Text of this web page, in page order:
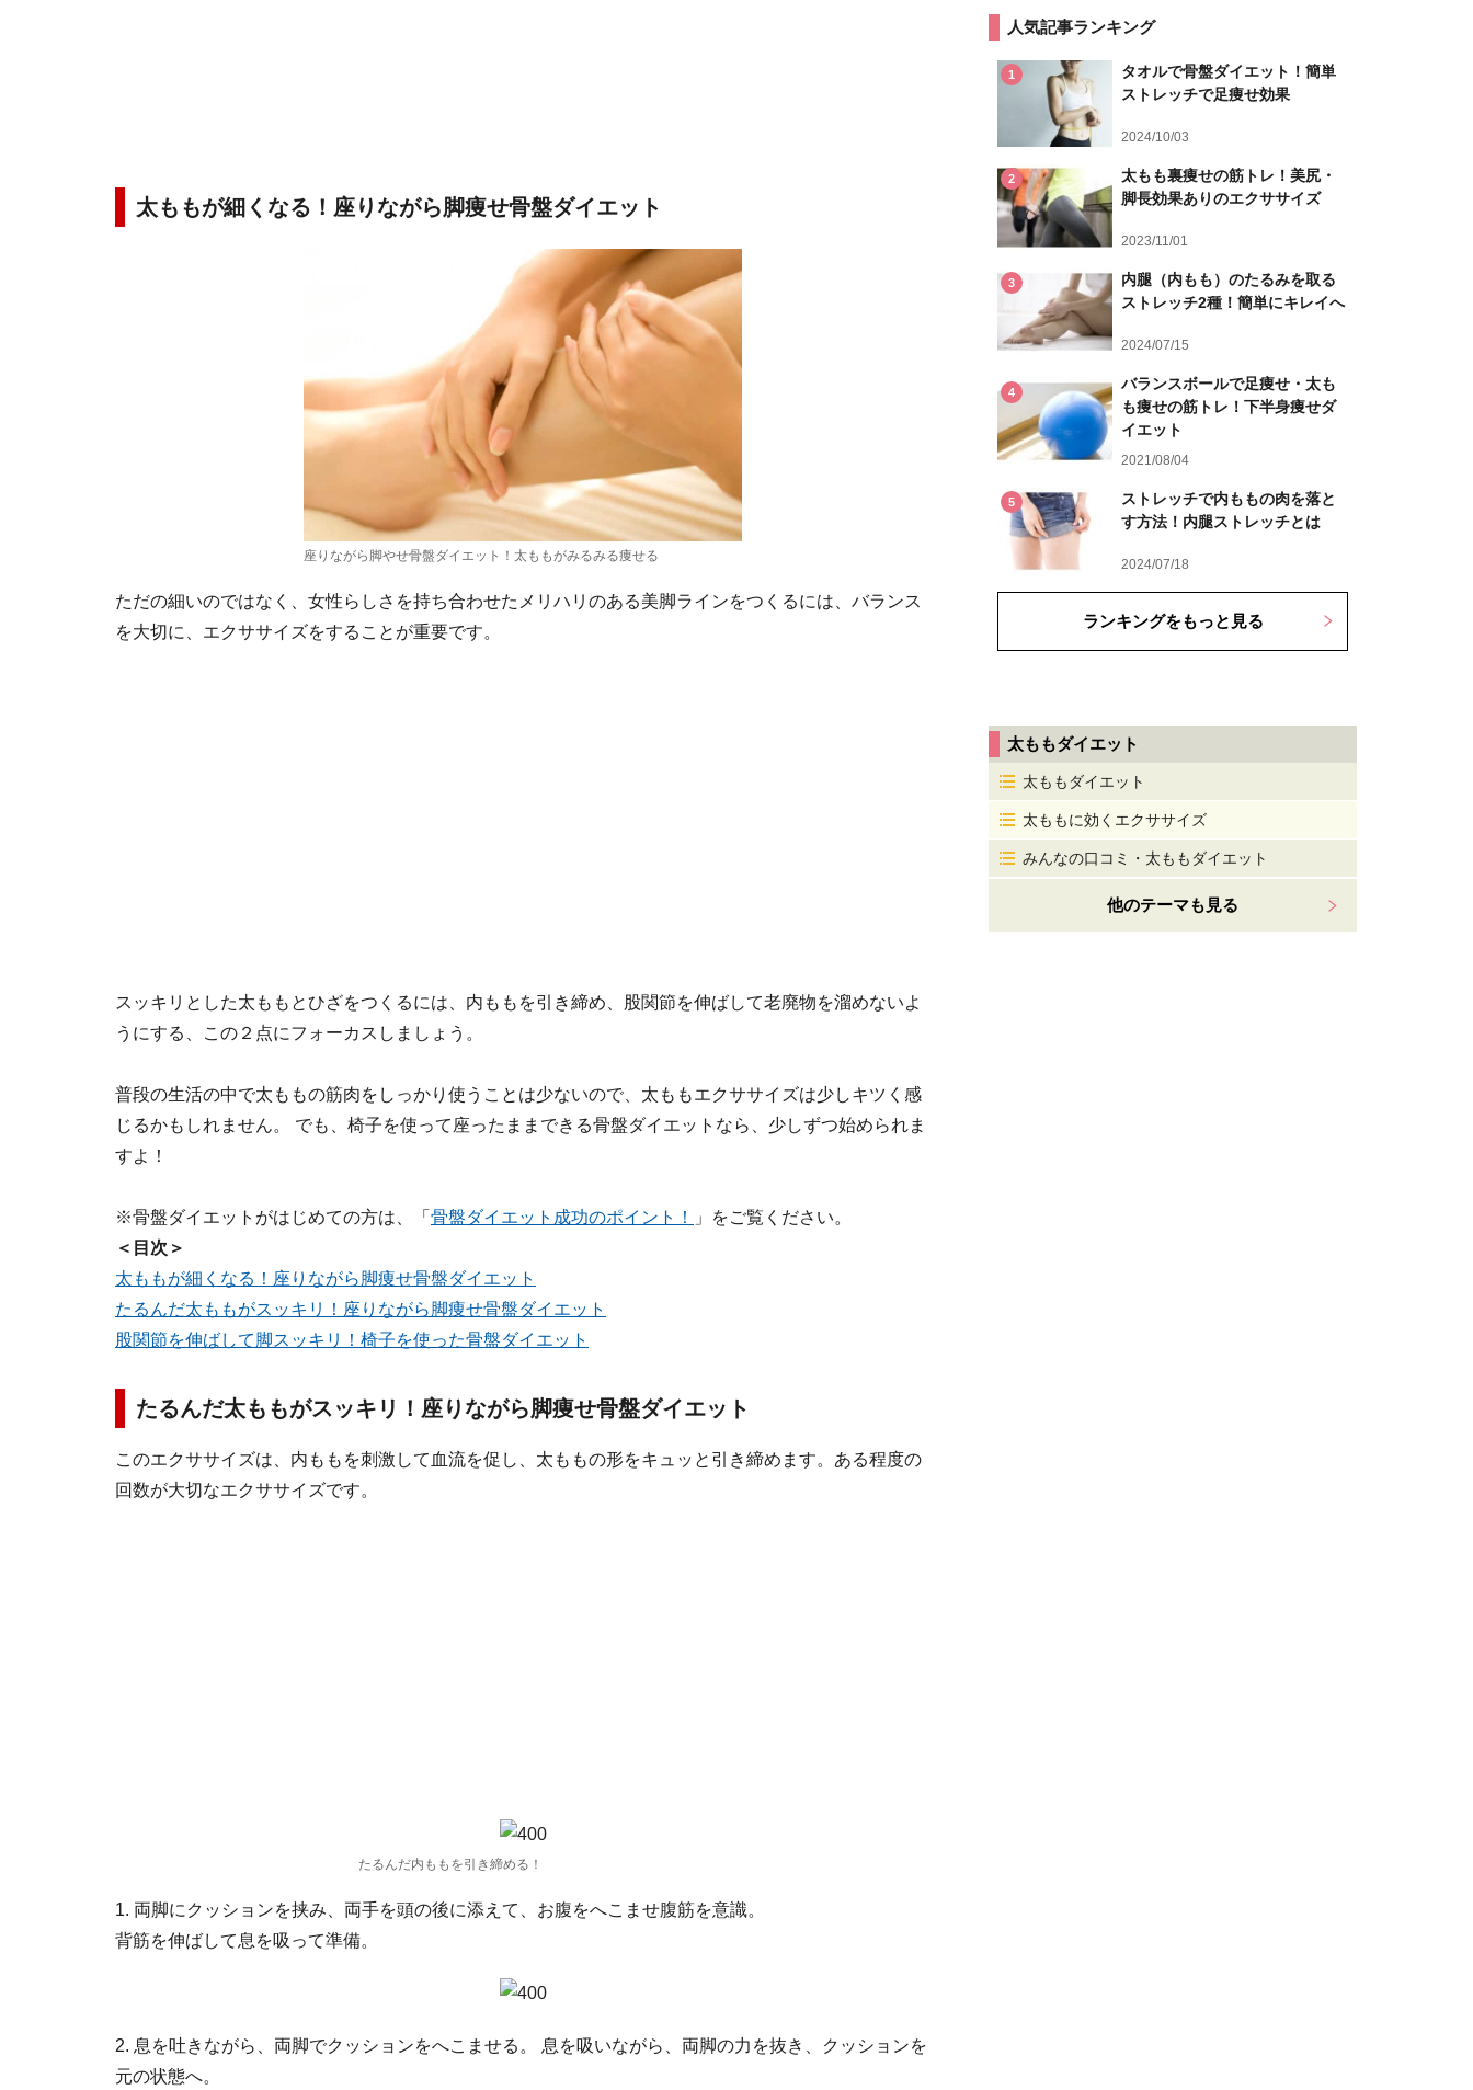
太ももが細くなる！座りながら脚痩せ骨盤ダイエット
座りながら脚やせ骨盤ダイエット！太ももがみるみる痩せる
ただの細いのではなく、女性らしさを持ち合わせたメリハリのある美脚ラインをつくるには、バランス
を大切に、エクササイズをすることが重要です。
スッキリとした太ももとひざをつくるには、内ももを引き締め、股関節を伸ばして老廃物を溜めないよ
うにする、この２点にフォーカスしましょう。
普段の生活の中で太ももの筋肉をしっかり使うことは少ないので、太ももエクササイズは少しキツく感
じるかもしれません。 でも、椅子を使って座ったままできる骨盤ダイエットなら、少しずつ始められま
すよ！
※骨盤ダイエットがはじめての方は、「 骨盤ダイエット成功のポイント！
」をご覧ください。
＜目次＞
太ももが細くなる！座りながら脚痩せ骨盤ダイエット
たるんだ太ももがスッキリ！座りながら脚痩せ骨盤ダイエット
股関節を伸ばして脚スッキリ！椅子を使った骨盤ダイエット
たるんだ太ももがスッキリ！座りながら脚痩せ骨盤ダイエット
このエクササイズは、内ももを刺激して血流を促し、太ももの形をキュッと引き締めます。ある程度の
回数が大切なエクササイズです。
たるんだ内ももを引き締める！
1. 両脚にクッションを挟み、両手を頭の後に添えて、お腹をへこませ腹筋を意識。
背筋を伸ばして息を吸って準備。
2. 息を吐きながら、両脚でクッションをへこませる。 息を吸いながら、両脚の力を抜き、クッションを
元の状態へ。
人気記事ランキング
1
タオルで骨盤ダイエット！簡単
ストレッチで足痩せ効果
2024/10/03
2
太もも裏痩せの筋トレ！美尻・
脚長効果ありのエクササイズ
2023/11/01
3
内腿（内もも）のたるみを取る
ストレッチ2種！簡単にキレイへ
2024/07/15
4
バランスボールで足痩せ・太も
も痩せの筋トレ！下半身痩せダ
イエット
2021/08/04
5
ストレッチで内ももの肉を落と
す方法！内腿ストレッチとは
2024/07/18
ランキングをもっと見る
太ももダイエット
太ももダイエット
太ももに効くエクササイズ
みんなの口コミ・太ももダイエット
他のテーマも見る